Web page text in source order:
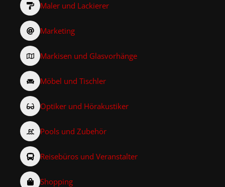
Maler und Lackierer
Marketing
Markisen und Glasvorhänge
Möbel und Tischler
Optiker und Hörakustiker
Pools und Zubehör
Reisebüros und Veranstalter
Shopping